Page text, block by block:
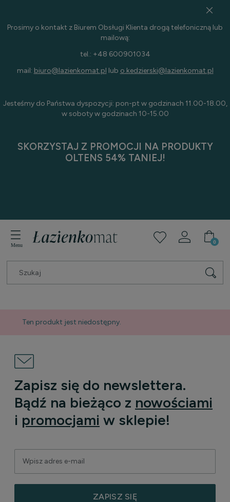
Prosimy o kontakt z Biurem Obsługi Klienta drogą telefoniczną lub
mailową:
tel.: +48 600901034
mail: biuro@lazienkomat.pl lub o.kedzierski@lazienkomat.pl
Jesteśmy do Państwa dyspozycji: pon-pt w godzinach 11.00-18.00,
w soboty w godzinach 10-15.00
SKORZYSTAJ Z PROMOCJI NA PRODUKTY
OLTENS 54% TANIEJ!
Ten produkt jest niedostępny.
Zapisz się do newslettera.
Bądź na bieżąco z nowościami
i promocjami w sklepie!
ZAPISZ SIĘ